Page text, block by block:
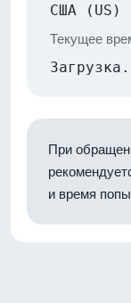
США (US)
Текущее
При
и время